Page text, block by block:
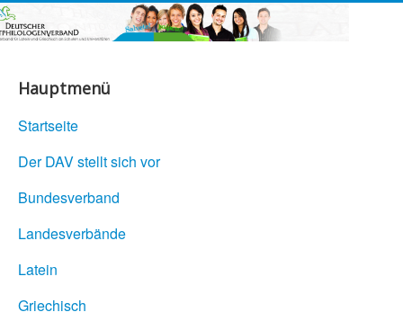
Hauptmenü
Startseite
Der DAV stellt sich vor
Bundesverband
Landesverbände
Latein
Griechisch